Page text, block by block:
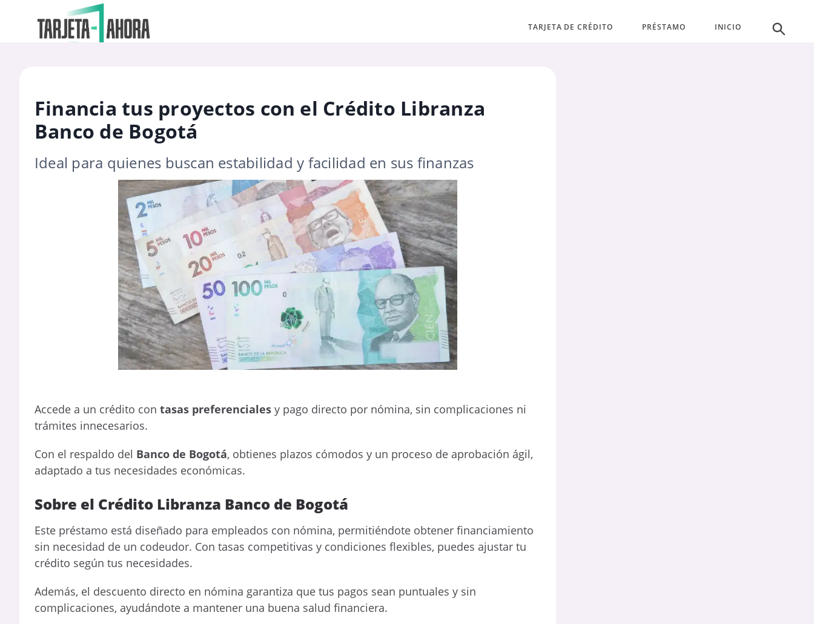
TARJETA DE CRÉDITO PRÉSTAMO INICIO
Financia tus proyectos con el Crédito Libranza
Banco de Bogotá
Ideal para quienes buscan estabilidad y facilidad en sus finanzas
Accede a un crédito con tasas preferenciales y pago directo por nómina, sin complicaciones ni
trámites innecesarios.
Con el respaldo del Banco de Bogotá, obtienes plazos cómodos y un proceso de aprobación ágil,
adaptado a tus necesidades económicas.
Sobre el Crédito Libranza Banco de Bogotá
Este préstamo está diseñado para empleados con nómina, permitiéndote obtener financiamiento
sin necesidad de un codeudor. Con tasas competitivas y condiciones flexibles, puedes ajustar tu
crédito según tus necesidades.
Además, el descuento directo en nómina garantiza que tus pagos sean puntuales y sin
complicaciones, ayudándote a mantener una buena salud financiera.